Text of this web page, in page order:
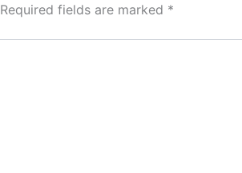
Required fields are marked *